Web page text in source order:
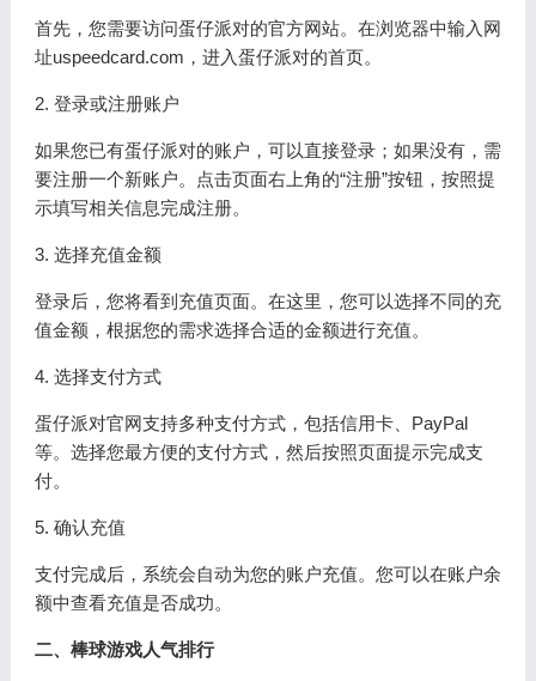
首先，您需要访问蛋仔派对的官方网站。在浏览器中输入网
址uspeedcard.com，进入蛋仔派对的首页。
2. 登录或注册账户
如果您已有蛋仔派对的账户，可以直接登录；如果没有，需
要注册一个新账户。点击页面右上角的“注册”按钮，按照提
示填写相关信息完成注册。
3. 选择充值金额
登录后，您将看到充值页面。在这里，您可以选择不同的充
值金额，根据您的需求选择合适的金额进行充值。
4. 选择支付方式
蛋仔派对官网支持多种支付方式，包括信用卡、PayPal
等。选择您最方便的支付方式，然后按照页面提示完成支
付。
5. 确认充值
支付完成后，系统会自动为您的账户充值。您可以在账户余
额中查看充值是否成功。
二、棒球游戏人气排行